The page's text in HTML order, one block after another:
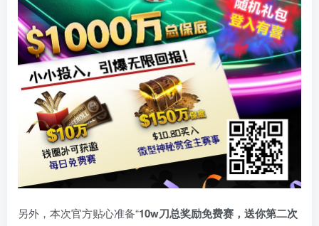
另外，本次官方贴心准备“10w刀总奖励免费赛，送你第二次